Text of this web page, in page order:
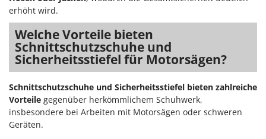
erhöht wird.
Welche Vorteile bieten
Schnittschutzschuhe und
Sicherheitsstiefel für Motorsägen?
Schnittschutzschuhe und Sicherheitsstiefel bieten zahlreiche
Vorteile gegenüber herkömmlichem Schuhwerk,
insbesondere bei Arbeiten mit Motorsägen oder schweren
Geräten.